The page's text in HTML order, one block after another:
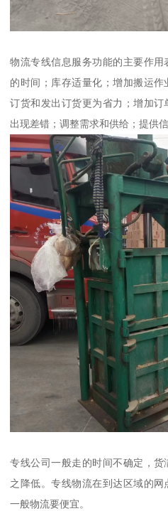
物流专线信息服务功能的主要作
的时间；库存适量化；增加搬运
订货和发出订货更为省力；增加
出现差错；调整需求和供给；提供信
专线公司一般走的时间不确定，
之降低。专线物流在到达区域的
一般物流要便宜。